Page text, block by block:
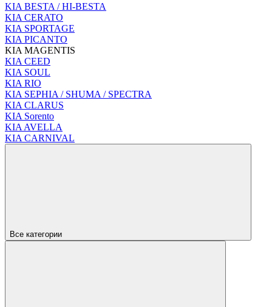
KIA BESTA / HI-BESTA
KIA CERATO
KIA SPORTAGE
KIA PICANTO
KIA MAGENTIS
KIA CEED
KIA SOUL
KIA RIO
KIA SEPHIA / SHUMA / SPECTRA
KIA CLARUS
KIA Sorento
KIA AVELLA
KIA CARNIVAL
Все категории